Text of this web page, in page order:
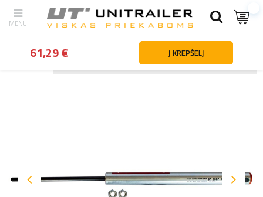
Priekabų dalys ir priedai Sukabinimo ir
61,29 € Į KREPŠELĮ